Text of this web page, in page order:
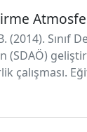
(2014). Sınıf
(SDAÖ)
çalışması.